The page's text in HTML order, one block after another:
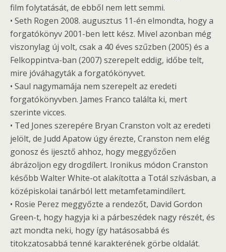
film folytatását, de ebből nem lett semmi.
• Seth Rogen 2008. augusztus 11-én elmondta, hogy a
forgatókönyv 2001-ben lett kész. Mivel azonban még
viszonylag új volt, csak a 40 éves szűzben (2005) és a
Felkoppintva-ban (2007) szerepelt eddig, időbe telt,
mire jóváhagyták a forgatókönyvet.
• Saul nagymamája nem szerepelt az eredeti
forgatókönyvben. James Franco találta ki, mert
szerinte vicces.
• Ted Jones szerepére Bryan Cranston volt az eredeti
jelölt, de Judd Apatow úgy érezte, Cranston nem elég
gonosz és ijesztő ahhoz, hogy meggyőzően
ábrázoljon egy drogdílert. Ironikus módon Cranston
később Walter White-ot alakította a Totál szívásban, a
középiskolai tanárból lett metamfetamindílert.
• Rosie Perez meggyőzte a rendezőt, David Gordon
Green-t, hogy hagyja ki a párbeszédek nagy részét, és
azt mondta neki, hogy így hatásosabbá és
titokzatosabbá tenné karakterének görbe oldalát.